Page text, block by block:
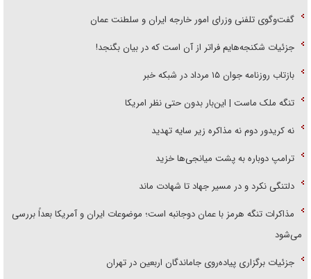
گفت‌وگوی تلفنی وزرای امور خارجه ایران و سلطنت عمان
جزئیات شکنجه‌هایم فراتر از آن است که در بیان بگنجد!
بازتاب روزنامه جوان ۱۵ مرداد در شبکه خبر
تنگه ملک ماست | این‌بار بدون حتی نظر امریکا
نه کریدور دوم نه مذاکره زیر سایه تهدید
ترامپ دوباره به پشت میانجی‌ها خزید
دلتنگی نکرد و در مسیر جهاد تا شهادت ماند
مذاکرات تنگه هرمز با عمان دوجانبه است؛ موضوعات ایران و آمریکا بعداً بررسی
می‌شود
جزئیات برگزاری پیاده‌روی جاماندگان اربعین در تهران